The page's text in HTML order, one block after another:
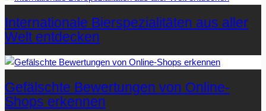
Internationale Bierspezialitäten aus aller
Welt entdecken
Gefälschte Bewertungen von Online-
Shops erkennen